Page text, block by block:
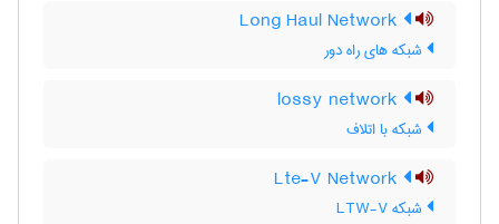
شبکه های راه دور
شبکه با اتلاف
شبکه LTW-V